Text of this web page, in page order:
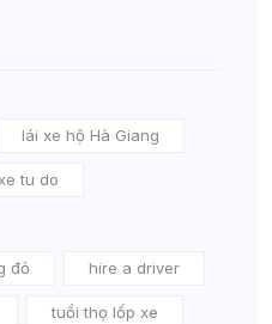
lái xe hộ Hà Giang
tu do
đỏ hire a driver
tuổi thọ lốp xe